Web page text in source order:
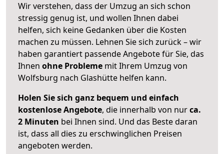
Wir verstehen, dass der Umzug an sich schon
stressig genug ist, und wollen Ihnen dabei
helfen, sich keine Gedanken über die Kosten
machen zu müssen. Lehnen Sie sich zurück – wir
haben garantiert passende Angebote für Sie, das
Ihnen ohne Probleme mit Ihrem Umzug von
Wolfsburg nach Glashütte helfen kann.
Holen Sie sich ganz bequem und einfach
kostenlose Angebote, die innerhalb von nurca.
2 Minuten bei Ihnen sind. Und das Beste daran
ist, dass all dies zu erschwinglichen Preisen
angeboten werden.